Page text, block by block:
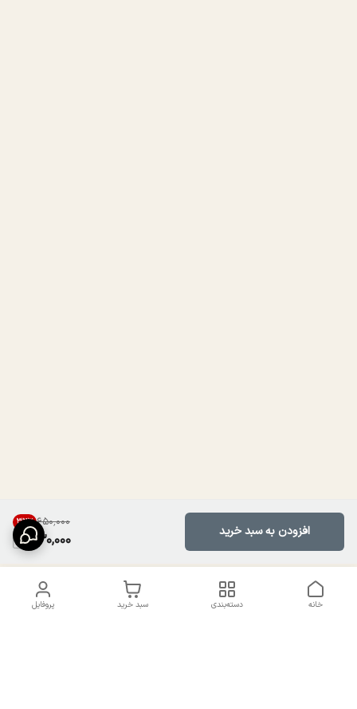
۶۵۰٬۰۰۰ 33%
430,000 افزودن به سبد خرید
پروفایل سبد خرید دسته‌بندی خانه